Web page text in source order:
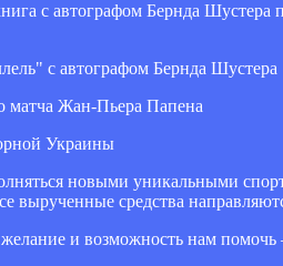
с автографом Бернда Шустера
матча Жан-Пьера Папена
Украины
новыми уникальными
вырученные средства
желание и возможность нам